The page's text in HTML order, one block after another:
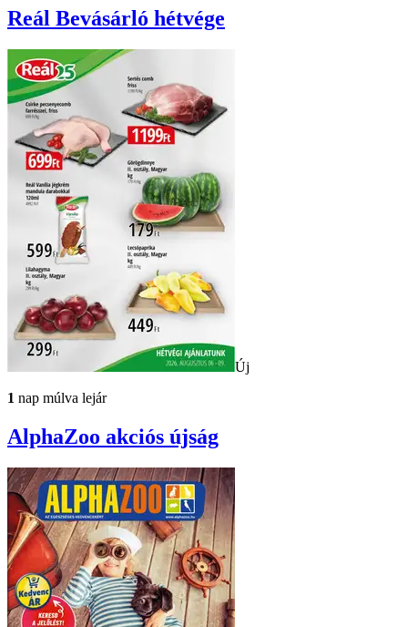
Reál Bevásárló hétvége
Új
1 nap múlva lejár
AlphaZoo akciós újság